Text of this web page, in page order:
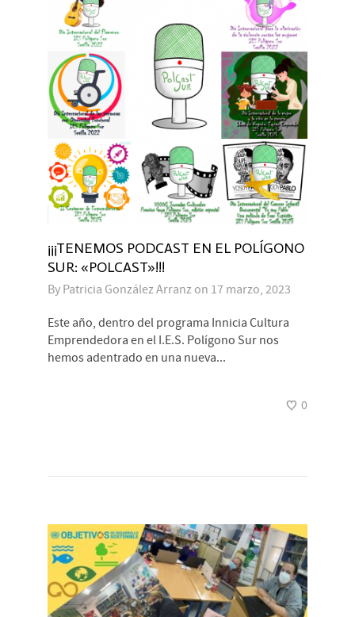
¡¡¡TENEMOS PODCAST EN EL POLÍGONO
SUR: «POLCAST»!!!
By Patricia González Arranz on 17 marzo, 2023
Este año, dentro del programa Innicia Cultura
Emprendedora en el I.E.S. Polígono Sur nos
hemos adentrado en una nueva...
0